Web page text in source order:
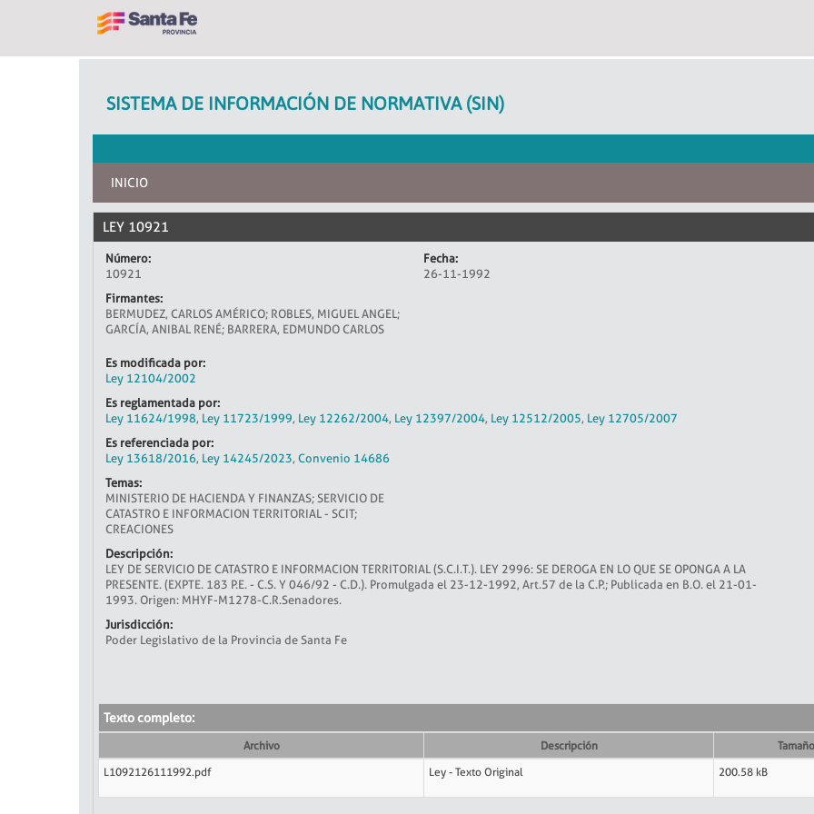
SISTEMA DE INFORMACIÓN DE NORMATIVA (SIN)
INICIO
LEY 10921
Número:
10921
Fecha:
26-11-1992
Firmantes:
BERMUDEZ, CARLOS AMÉRICO; ROBLES, MIGUEL ANGEL;
GARCÍA, ANIBAL RENÉ; BARRERA, EDMUNDO CARLOS
Es modificada por:
Ley 12104/2002
Es reglamentada por:
Ley 11624/1998, Ley 11723/1999, Ley 12262/2004, Ley 12397/2004, Ley 12512/2005, Ley 12705/2007
Es referenciada por:
Ley 13618/2016, Ley 14245/2023, Convenio 14686
Temas:
MINISTERIO DE HACIENDA Y FINANZAS; SERVICIO DE
CATASTRO E INFORMACION TERRITORIAL - SCIT;
CREACIONES
Descripción:
LEY DE SERVICIO DE CATASTRO E INFORMACION TERRITORIAL (S.C.I.T.). LEY 2996: SE DEROGA EN LO QUE SE OPONGA A LA
PRESENTE. (EXPTE. 183 P.E. - C.S. Y 046/92 - C.D.). Promulgada el 23-12-1992, Art.57 de la C.P.; Publicada en B.O. el 21-01-
1993. Origen: MHYF-M1278-C.R.Senadores.
Jurisdicción:
Poder Legislativo de la Provincia de Santa Fe
Texto completo:
Archivo Descripción
Tamaño
L1092126111992.pdf
Ley - Texto Original 200.58 kB